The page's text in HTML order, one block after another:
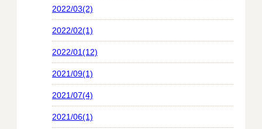
2022/03(2)
2022/02(1)
2022/01(12)
2021/09(1)
2021/07(4)
2021/06(1)